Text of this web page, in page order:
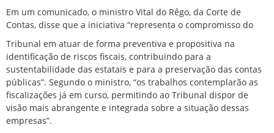
Em um comunicado, o ministro Vital do Rêgo, da Corte de
Contas, disse que a iniciativa “representa o compromisso do
Tribunal em atuar de forma preventiva e propositiva na
identificação de riscos fiscais, contribuindo para a
sustentabilidade das estatais e para a preservação das contas
públicas”. Segundo o ministro, “os trabalhos contemplarão as
fiscalizações já em curso, permitindo ao Tribunal dispor de
visão mais abrangente e integrada sobre a situação dessas
empresas”.